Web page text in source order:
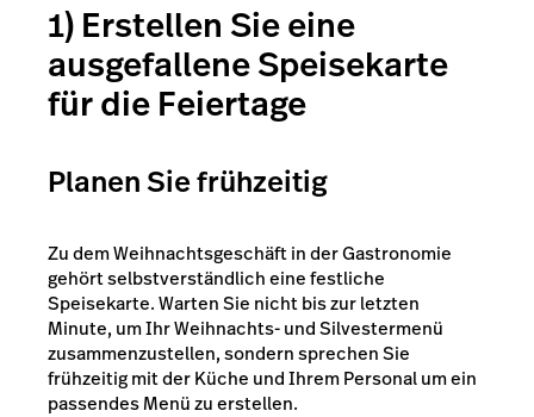
1) Erstellen Sie eine
ausgefallene Speisekarte
für die Feiertage
Planen Sie frühzeitig
Zu dem Weihnachtsgeschäft in der Gastronomie
gehört selbstverständlich eine festliche
Speisekarte. Warten Sie nicht bis zur letzten
Minute, um Ihr Weihnachts- und Silvestermenü
zusammenzustellen, sondern sprechen Sie
frühzeitig mit der Küche und Ihrem Personal um ein
passendes Menü zu erstellen.